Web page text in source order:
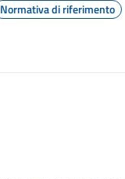
Normativa di riferimento